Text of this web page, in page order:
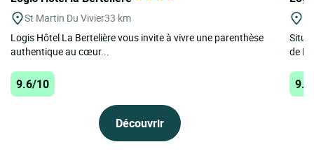
St Martin Du Vivier33 km
Logis Hôtel La Bertelière vous invite à vivre une parenthèse
authentique au cœur...
9.6/10
Découvrir
Situé
de